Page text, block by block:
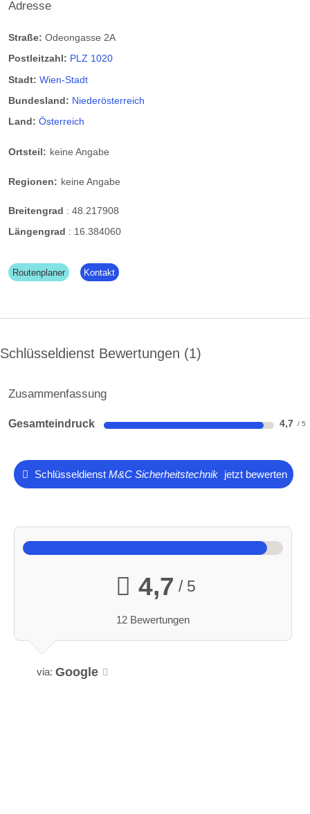
Adresse
Straße: Odeongasse 2A
Postleitzahl: PLZ 1020
Stadt: Wien-Stadt
Bundesland: Niederösterreich
Land: Österreich
Ortsteil: keine Angabe
Regionen: keine Angabe
Breitengrad : 48.217908
Längengrad : 16.384060
Routenplaner Kontakt
Schlüsseldienst Bewertungen 1
Zusammenfassung
Gesamteindruck 4,7
Schlüsseldienst M&C Sicherheitstechnik jetzt bewerten
4,7 / 5
12 Bewertungen
via: Google